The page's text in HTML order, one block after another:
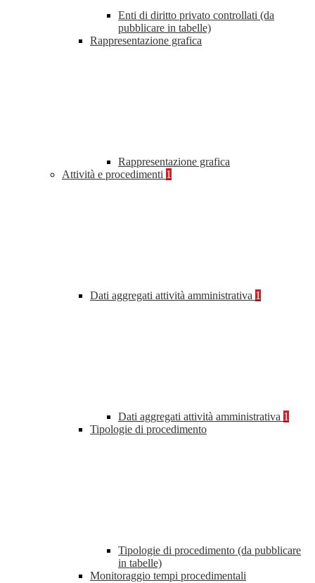
Enti di diritto privato controllati (da
pubblicare in tabelle)
Rappresentazione grafica
Rappresentazione grafica
Attività e procedimenti 1
Dati aggregati attività amministrativa 1
Dati aggregati attività amministrativa 1
Tipologie di procedimento
Tipologie di procedimento (da pubblicare
in tabelle)
Monitoraggio tempi procedimentali